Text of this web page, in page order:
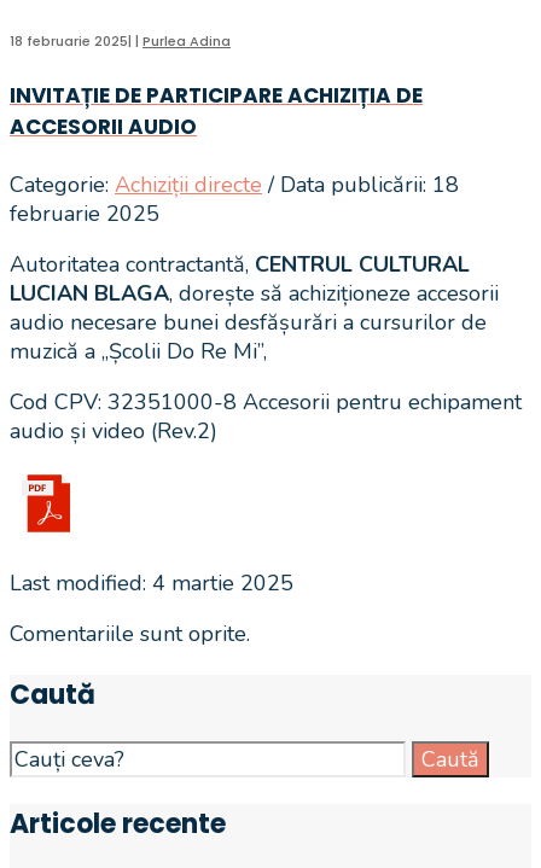
18 februarie 2025| | Purlea Adina
INVITAȚIE DE PARTICIPARE ACHIZIȚIA DE
ACCESORII AUDIO
Categorie: Achiziții directe / Data publicării: 18
februarie 2025
Autoritatea contractantă, CENTRUL CULTURAL
LUCIAN BLAGA, dorește să achiziționeze accesorii
audio necesare bunei desfășurări a cursurilor de
muzică a „Școlii Do Re Mi”,
Cod CPV: 32351000-8 Accesorii pentru echipament
audio și video (Rev.2)
Last modified: 4 martie 2025
Comentariile sunt oprite.
Caută
Search
for:
Caută
Articole recente